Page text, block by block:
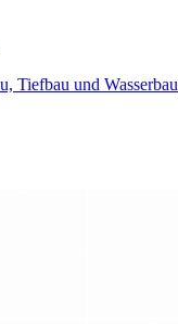
Tiefbau und Wasserbau